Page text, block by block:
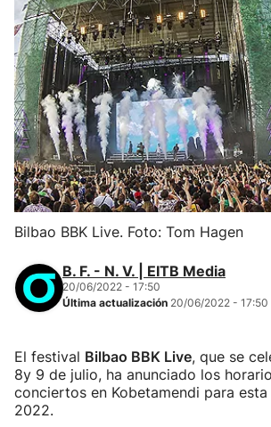
Bilbao BBK Live. Foto: Tom Hagen
B. F. - N. V. | EITB Media
20/06/2022 - 17:50
Última actualización 20/06/2022 - 17:50
El festival Bilbao BBK Live, que se
8y 9 de julio, ha anunciado los
conciertos en Kobetamendi para
2022.